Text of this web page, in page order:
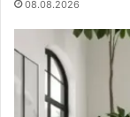
08.08.2026